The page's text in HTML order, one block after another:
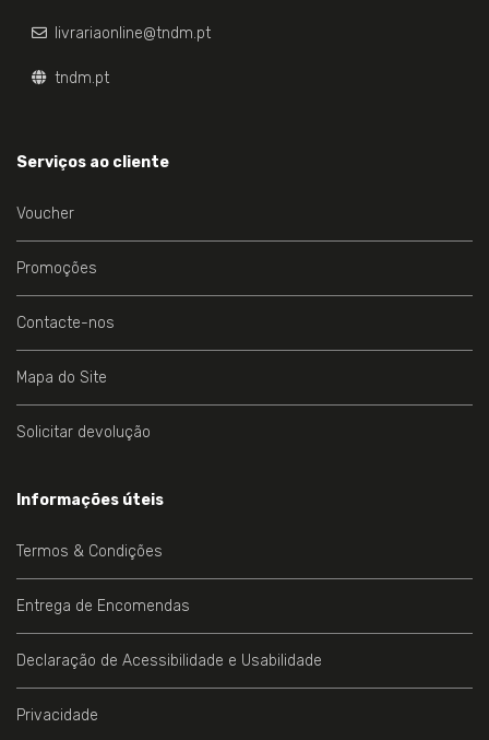
livrariaonline@tndm.pt
tndm.pt
Serviços ao cliente
Voucher
Promoções
Contacte-nos
Mapa do Site
Solicitar devolução
Informações úteis
Termos & Condições
Entrega de Encomendas
Declaração de Acessibilidade e Usabilidade
Privacidade